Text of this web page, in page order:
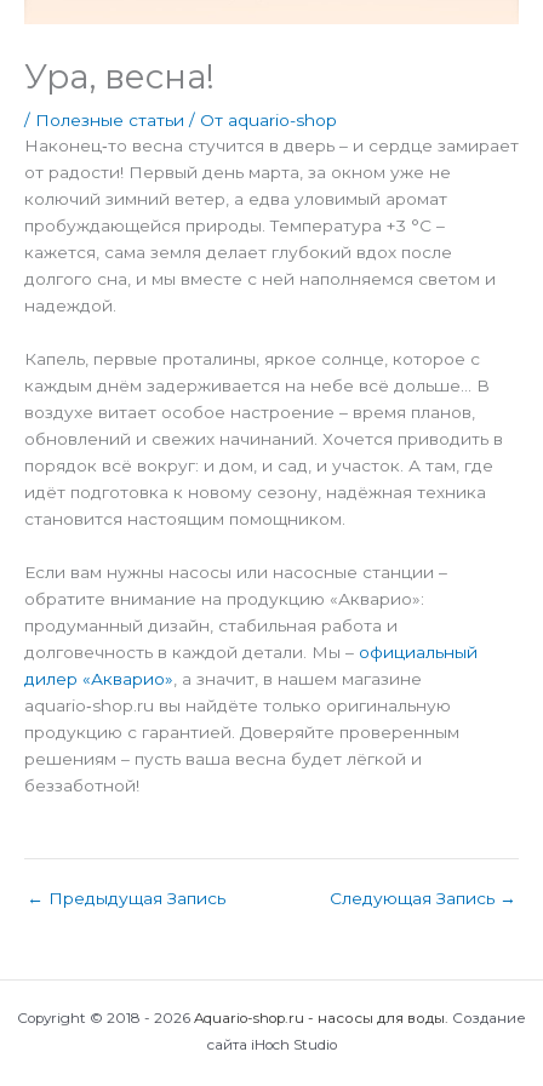
Ура, весна!
/ Полезные статьи / От aquario-shop
Наконец‑то весна стучится в дверь – и сердце замирает
от радости! Первый день марта, за окном уже не
колючий зимний ветер, а едва уловимый аромат
пробуждающейся природы. Температура +3 °C –
кажется, сама земля делает глубокий вдох после
долгого сна, и мы вместе с ней наполняемся светом и
надеждой.
Капель, первые проталины, яркое солнце, которое с
каждым днём задерживается на небе всё дольше… В
воздухе витает особое настроение – время планов,
обновлений и свежих начинаний. Хочется приводить в
порядок всё вокруг: и дом, и сад, и участок. А там, где
идёт подготовка к новому сезону, надёжная техника
становится настоящим помощником.
Если вам нужны насосы или насосные станции –
обратите внимание на продукцию «Акварио»:
продуманный дизайн, стабильная работа и
долговечность в каждой детали. Мы – официальный
дилер «Акварио» , а значит, в нашем магазине
aquario‑shop.ru вы найдёте только оригинальную
продукцию с гарантией. Доверяйте проверенным
решениям – пусть ваша весна будет лёгкой и
беззаботной!
← Предыдущая Запись Следующая Запись →
Copyright © 2018 - 2026 Aquario-shop.ru - насосы для воды. Создание
сайта iHoch Studio